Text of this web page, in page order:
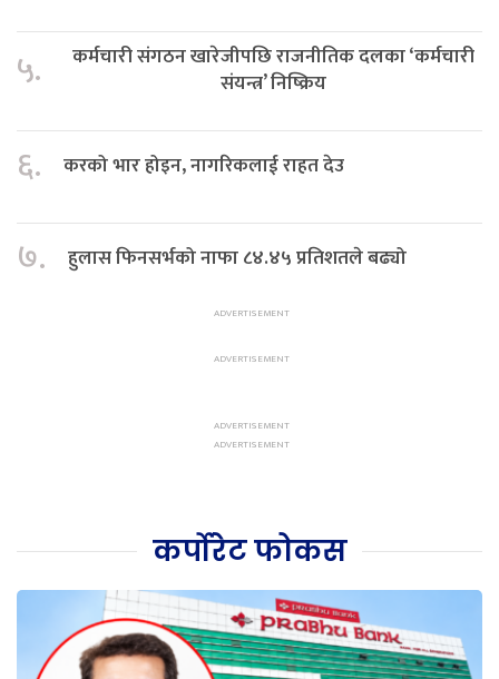
५.
कर्मचारी संगठन खारेजीपछि राजनीतिक दलका ‘कर्मचारी
संयन्त्र’ निष्क्रिय
६. करको भार होइन, नागरिकलाई राहत देउ
७. हुलास फिनसर्भको नाफा ८४.४५ प्रतिशतले बढ्यो
कर्पोरेट फोकस